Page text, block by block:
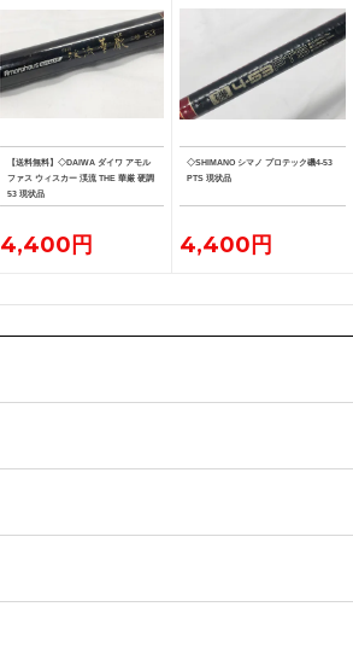
【送料無料】◇DAIWA ダイワ アモル
ファス ウィスカー 渓流 THE 華厳 硬調
53 現状品
4,400円
◇SHIMANO シマノ プロテック磯4-53
PTS 現状品
4,400円